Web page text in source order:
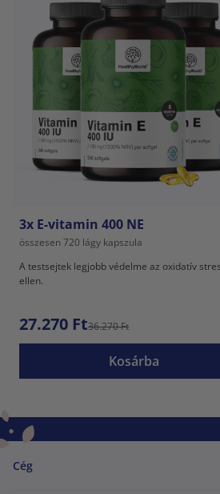
3x E-vitamin 400 NE
összesen 720 lágy kapszula
A testsejtek legjobb védelme az oxidatív
ellen.
27.270 Ft36.270 Ft
Kosárba
Cég